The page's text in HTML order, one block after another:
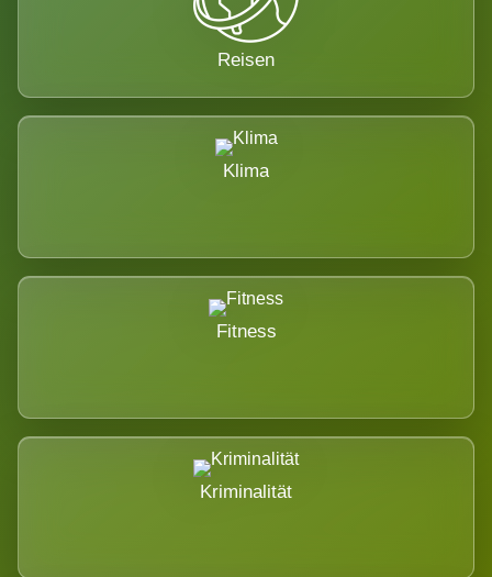
Reisen
Klima
Fitness
Kriminalität